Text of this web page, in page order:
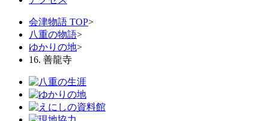
会津物語 TOP>
八重の物語>
ゆかりの地>
16. 善龍寺